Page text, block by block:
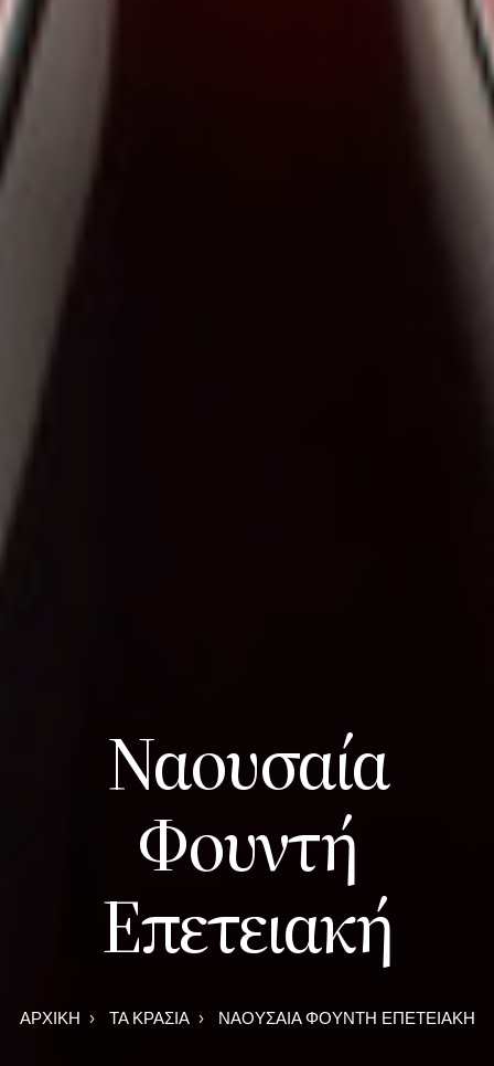
Ναουσαία
Φουντή
Επετειακή
ΑΡΧΙΚΉ ΤΑ ΚΡΑΣΙΆ ΝΑΟΥΣΑΊΑ ΦΟΥΝΤΉ ΕΠΕΤΕΙΑΚΉ